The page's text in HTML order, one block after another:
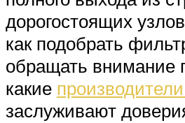
дорогостоящих
как подобрать
обращать внимание
какие
заслуживают